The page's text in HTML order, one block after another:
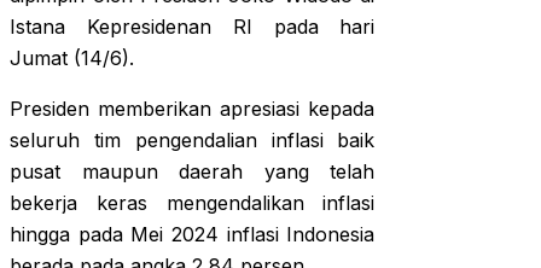
Istana Kepresidenan RI pada hari
Jumat (14/6).
Presiden memberikan apresiasi kepada
seluruh tim pengendalian inflasi baik
pusat maupun daerah yang telah
bekerja keras mengendalikan inflasi
hingga pada Mei 2024 inflasi Indonesia